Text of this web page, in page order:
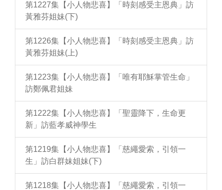
第1227集【小人物悲喜】「時刻感受主恩典」訪
黃雅芬姐妹(下)
第1226集【小人物悲喜】「時刻感受主恩典」訪
黃雅芬姐妹(上)
第1223集【小人物悲喜】「唯有耶穌掌管生命」
訪鄭佩君姐妹
第1222集【小人物悲喜】「聖靈降下，生命更
新」訪藍孝威神學生
第1219集【小人物悲喜】「慈繩愛索，引領一
生」訪白群妹姐妹(下)
第1218集【小人物悲喜】「慈繩愛索，引領一